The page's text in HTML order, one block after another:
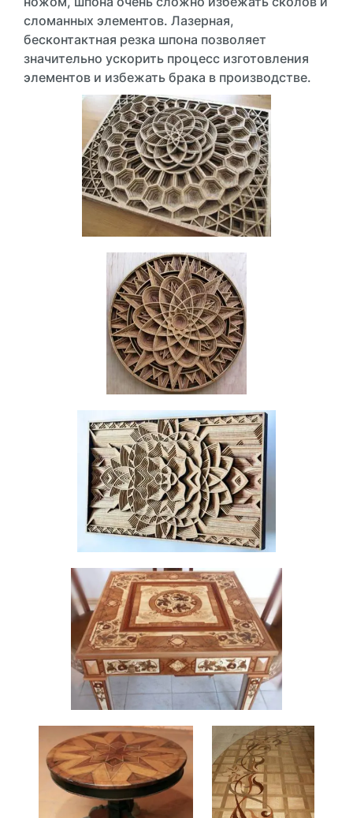
сломанных элементов. Лазерная,
бесконтактная резка шпона позволяет
значительно ускорить процесс изготовления
элементов и избежать брака в производстве.